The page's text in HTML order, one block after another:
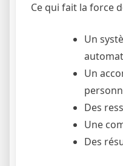
Ce qui fait la force
Un
Un
Des
Une
Des